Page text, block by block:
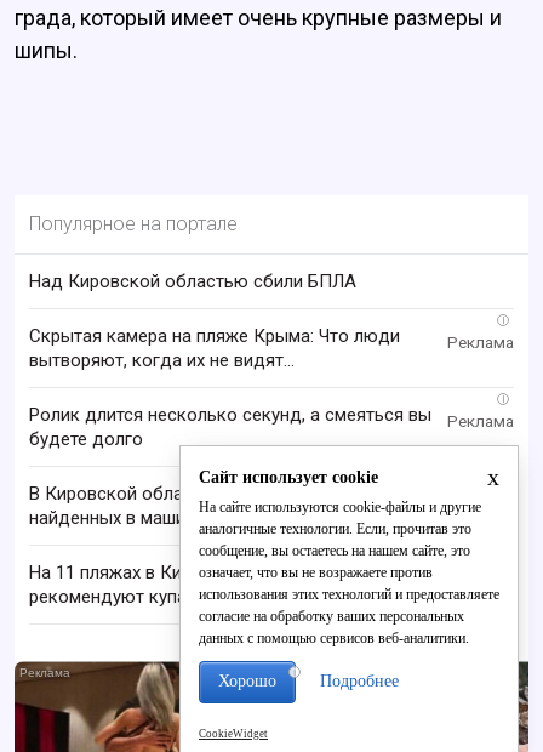
града, который имеет очень крупные размеры и
шипы.
Популярное на портале
Над Кировской областью сбили БПЛА
i
Скрытая камера на пляже Крыма: Что люди
вытворяют, когда их не видят...
i
Ролик длится несколько секунд, а смеяться вы
будете долго
В Кировской области проверяют гибель супругов,
найденных в машине в Вятке
На 11 пляжах в Кировской области не
рекомендуют купаться из-за бактерий
i
x
Сайт использует cookie
На сайте используются cookie-файлы и другие
аналогичные технологии. Если, прочитав это
сообщение, вы остаетесь на нашем сайте, это
означает, что вы не возражаете против
использования этих технологий и предоставляете
согласие на обработку ваших персональных
данных с помощью сервисов веб-аналитики.
Хорошо Подробнее
CookieWidget